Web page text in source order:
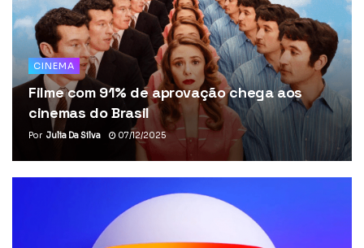
CINEMA
Filme com 91% de aprovação chega aos
cinemas do Brasil
Por Julia Da Silva 07/12/2025